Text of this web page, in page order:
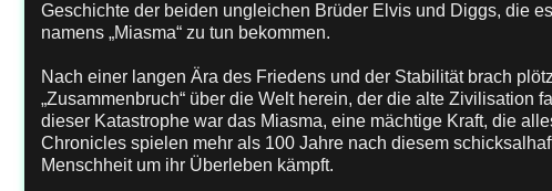
Geschichte der beiden ungleichen Brüder Elvis und Diggs, die
namens „Miasma“ zu tun bekommen.
Nach einer langen Ära des Friedens und der Stabilität brach
„Zusammenbruch“ über die Welt herein, der die alte Zivilisation
dieser Katastrophe war das Miasma, eine mächtige Kraft, die
Chronicles spielen mehr als 100 Jahre nach diesem
Menschheit um ihr Überleben kämpft.